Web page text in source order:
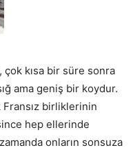
çok kısa bir süre sonra
ama geniş bir koydur.
Fransız birliklerinin
hep ellerinde
onların sonsuza